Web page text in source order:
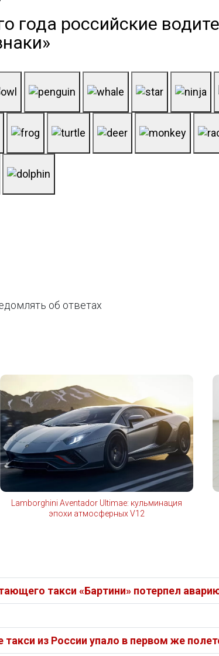
года российские
об ответах
Lamborghini Aventador Ultimae: кульминация
эпохи атмосферных V12
такси «Бартини» потерпел
из России упало в первом же